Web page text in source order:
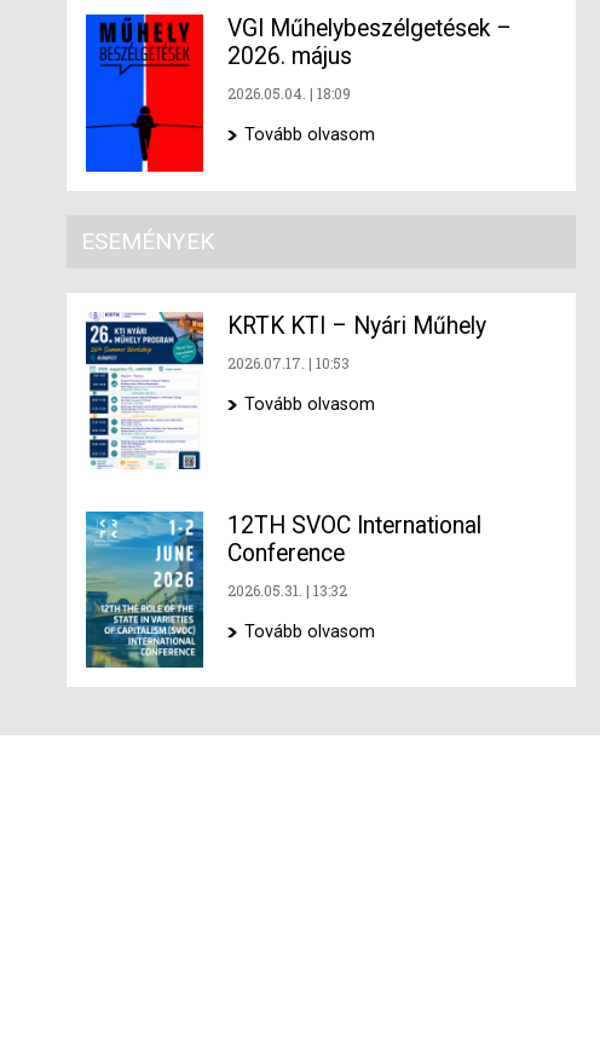
VGI Műhelybeszélgetések –
2026. május
2026.05.04. 18:09
Tovább olvasom
ESEMÉNYEK
KRTK KTI – Nyári Műhely
2026.07.17. 10:53
Tovább olvasom
12TH SVOC International
Conference
2026.05.31. 13:32
Tovább olvasom